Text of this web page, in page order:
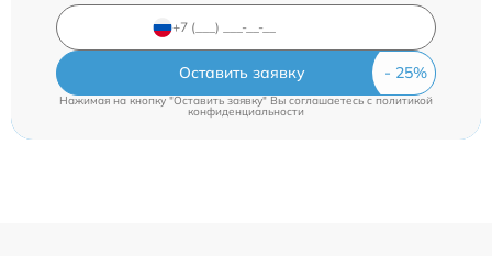
Оставить заявку
Нажимая на кнопку "Оставить заявку" Вы соглашаетесь cполитикой
конфиденциальности